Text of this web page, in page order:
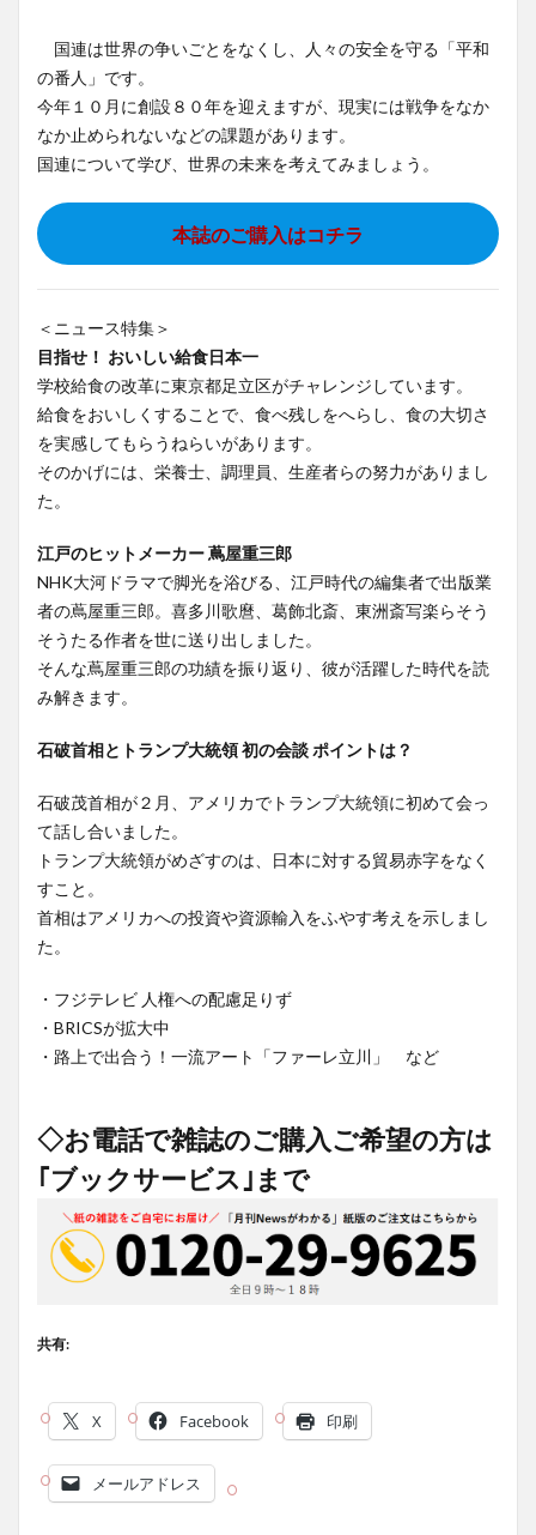
国連は世界の争いごとをなくし、人々の安全を守る「平和
の番人」です。
今年１０月に創設８０年を迎えますが、現実には戦争をなか
なか止められないなどの課題があります。
国連について学び、世界の未来を考えてみましょう。
本誌のご購入はコチラ
＜ニュース特集＞
目指せ！ おいしい給食日本一
学校給食の改革に東京都足立区がチャレンジしています。
給食をおいしくすることで、食べ残しをへらし、食の大切さ
を実感してもらうねらいがあります。
そのかげには、栄養士、調理員、生産者らの努力がありまし
た。
江戸のヒットメーカー 蔦屋重三郎
NHK大河ドラマで脚光を浴びる、江戸時代の編集者で出版業
者の蔦屋重三郎。喜多川歌麿、葛飾北斎、東洲斎写楽らそう
そうたる作者を世に送り出しました。
そんな蔦屋重三郎の功績を振り返り、彼が活躍した時代を読
み解きます。
石破首相とトランプ大統領 初の会談 ポイントは？
石破茂首相が２月、アメリカでトランプ大統領に初めて会っ
て話し合いました。
トランプ大統領がめざすのは、日本に対する貿易赤字をなく
すこと。
首相はアメリカへの投資や資源輸入をふやす考えを示しまし
た。
・フジテレビ 人権への配慮足りず
・BRICSが拡大中
・路上で出合う！一流アート「ファーレ立川」 など
◇お電話で雑誌のご購入ご希望の方は
｢ブックサービス｣まで
共有:
X Facebook 印刷
メールアドレス